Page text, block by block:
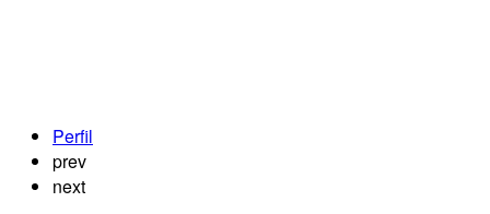
Perfil
prev
next